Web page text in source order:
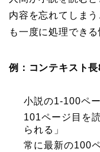
内容を忘れてしま
も一度に処理でき
例：コンテキスト
小説の1-100ペ
101ページ目を
られる」
常に最新の100